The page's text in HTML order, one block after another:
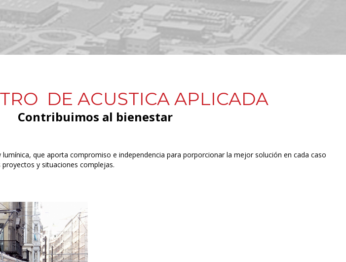
DE ACUSTICA APLICADA
Contribuimos al bienestar
lumínica, que aporta compromiso e independencia para porporcionar la mejor solución en cada caso
y situaciones complejas.